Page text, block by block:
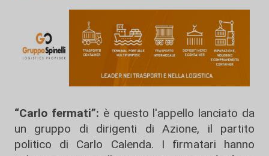
“Carlo fermati”: è questo l'appello lanciato da
un gruppo di dirigenti di Azione, il partito
politico di Carlo Calenda. I firmatari hanno